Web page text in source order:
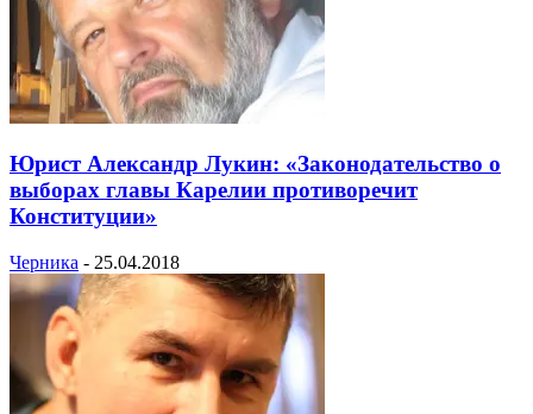
Юрист Александр Лукин: «Законодательство о
выборах главы Карелии противоречит
Конституции»
Черника - 25.04.2018